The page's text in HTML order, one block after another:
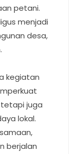
petani.
menjadi
desa,
kegiatan
juga
lokal.
berjalan